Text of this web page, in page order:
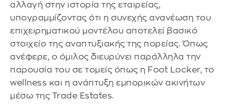
αλλαγή στην ιστορία της εταιρείας,
υπογραμμίζοντας ότι η συνεχής ανανέωση του
επιχειρηματικού μοντέλου αποτελεί βασικό
στοιχείο της αναπτυξιακής της πορείας. Όπως
ανέφερε, ο όμιλος διευρύνει παράλληλα την
παρουσία του σε τομείς όπως η Foot Locker, το
wellness και η ανάπτυξη εμπορικών ακινήτων
μέσω της Trade Estates.